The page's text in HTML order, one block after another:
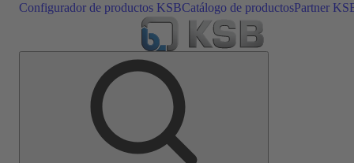
Configurador de productos KSBCatálogo de productosPartner